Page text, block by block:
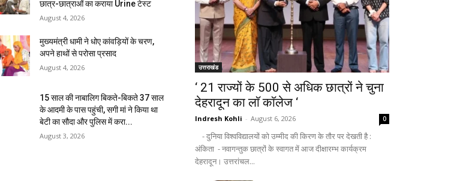
छात्र-छात्राओं का कराया Urine टेस्ट
August 4, 2026
मुख्यमंत्री धामी ने धोए कांवड़ियों के चरण,
अपने हाथों से परोसा प्रसाद
August 4, 2026
15 साल की नाबालिग बिकते-बिकते 37 साल
के आदमी के पास पहुंची, सगी मां ने किया था
बेटी का सौदा और पुलिस में करा...
August 3, 2026
उत्तराखंड
‘ 21 राज्यों के 500 से अधिक छात्रों ने चुना
देहरादून का लाॅ काॅलेज ‘
Indresh Kohli - August 6, 2026 0
- दुनिया विश्वविद्यालयों को उम्मीद की किरण के तौर पर देखती है :
अंकिता - नवागन्तुक छात्रों के स्वागत में आज दीक्षारम्भ कार्यक्रम
देहरादून। उत्तरांचल...